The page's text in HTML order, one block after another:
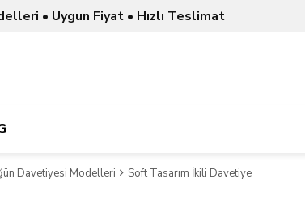
• Uygun Fiyat • Hızlı Teslimat
Davetiyesi Modelleri Soft Tasarım İkili Davetiye